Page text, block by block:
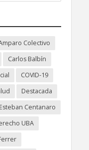
Colectivo
Carlos Balbín
COVID-19
Destacada
Esteban Centanaro
UBA